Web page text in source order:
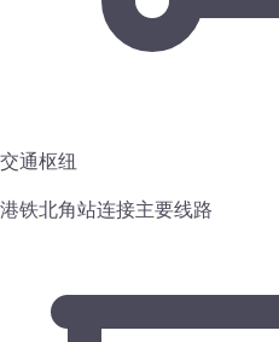
交通枢纽
港铁北角站连接主要线路